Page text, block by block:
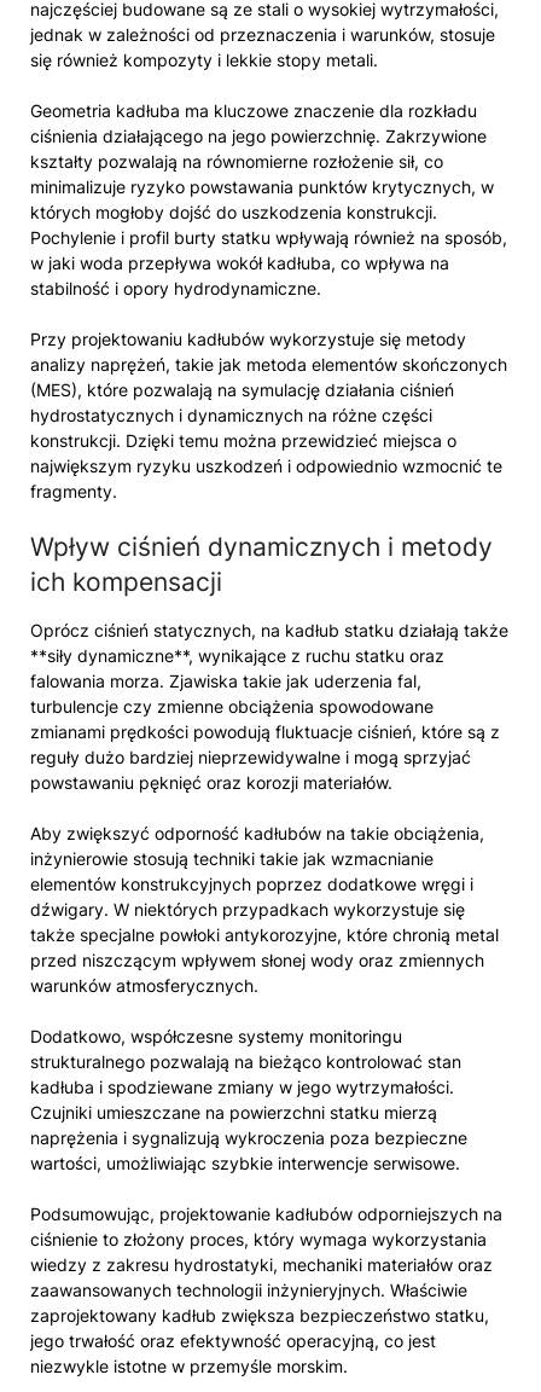
najczęściej budowane są ze stali o wysokiej wytrzymałości,
jednak w zależności od przeznaczenia i warunków, stosuje
się również kompozyty i lekkie stopy metali.
Geometria kadłuba ma kluczowe znaczenie dla rozkładu
ciśnienia działającego na jego powierzchnię. Zakrzywione
kształty pozwalają na równomierne rozłożenie sił, co
minimalizuje ryzyko powstawania punktów krytycznych, w
których mogłoby dojść do uszkodzenia konstrukcji.
Pochylenie i profil burty statku wpływają również na sposób,
w jaki woda przepływa wokół kadłuba, co wpływa na
stabilność i opory hydrodynamiczne.
Przy projektowaniu kadłubów wykorzystuje się metody
analizy naprężeń, takie jak metoda elementów skończonych
(MES), które pozwalają na symulację działania ciśnień
hydrostatycznych i dynamicznych na różne części
konstrukcji. Dzięki temu można przewidzieć miejsca o
największym ryzyku uszkodzeń i odpowiednio wzmocnić te
fragmenty.
Wpływ ciśnień dynamicznych i metody
ich kompensacji
Oprócz ciśnień statycznych, na kadłub statku działają także
**siły dynamiczne**, wynikające z ruchu statku oraz
falowania morza. Zjawiska takie jak uderzenia fal,
turbulencje czy zmienne obciążenia spowodowane
zmianami prędkości powodują fluktuacje ciśnień, które są z
reguły dużo bardziej nieprzewidywalne i mogą sprzyjać
powstawaniu pęknięć oraz korozji materiałów.
Aby zwiększyć odporność kadłubów na takie obciążenia,
inżynierowie stosują techniki takie jak wzmacnianie
elementów konstrukcyjnych poprzez dodatkowe wręgi i
dźwigary. W niektórych przypadkach wykorzystuje się
także specjalne powłoki antykorozyjne, które chronią metal
przed niszczącym wpływem słonej wody oraz zmiennych
warunków atmosferycznych.
Dodatkowo, współczesne systemy monitoringu
strukturalnego pozwalają na bieżąco kontrolować stan
kadłuba i spodziewane zmiany w jego wytrzymałości.
Czujniki umieszczane na powierzchni statku mierzą
naprężenia i sygnalizują wykroczenia poza bezpieczne
wartości, umożliwiając szybkie interwencje serwisowe.
Podsumowując, projektowanie kadłubów odporniejszych na
ciśnienie to złożony proces, który wymaga wykorzystania
wiedzy z zakresu hydrostatyki, mechaniki materiałów oraz
zaawansowanych technologii inżynieryjnych. Właściwie
zaprojektowany kadłub zwiększa bezpieczeństwo statku,
jego trwałość oraz efektywność operacyjną, co jest
niezwykle istotne w przemyśle morskim.